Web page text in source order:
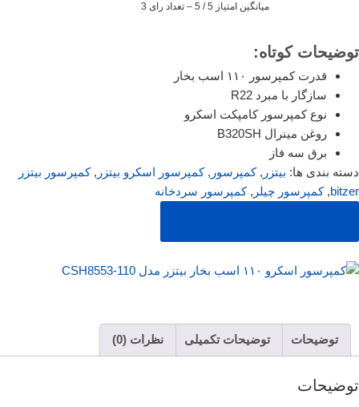
میانگین امتیاز 5 / 5 – تعداد رای 3
توضیحات کوتاه:
قدرت کمپرسور ۱۱۰ اسب بخار
سازگار با مبرد R22
نوع کمپرسور کامپکت اسکرو
روغن مینرال B320SH
برق سه فاز
دسته بندی ها: بیتزر ,کمپرسور ,کمپرسور اسکرو بیتزر ,کمپرسور بیتزر
bitzer
,کمپرسور چیلر ,‌کمپرسور سردخانه
توضیحات توضیحات تکمیلی نظرات (0)
توضیحات